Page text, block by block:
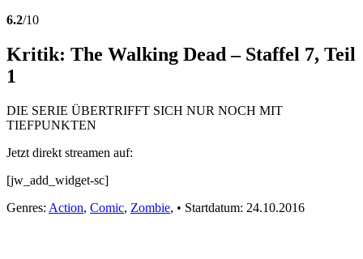
6.2/10
Kritik: The Walking Dead – Staffel 7, Teil
1
DIE SERIE ÜBERTRIFFT SICH NUR NOCH MIT
TIEFPUNKTEN
Jetzt direkt streamen auf:
[jw_add_widget-sc]
Genres: Action, Comic, Zombie, • Startdatum: 24.10.2016